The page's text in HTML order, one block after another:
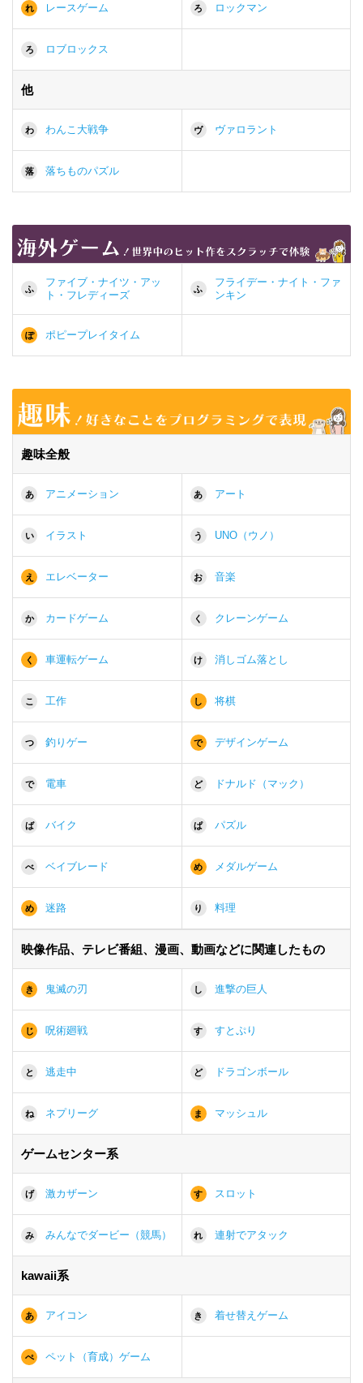
れ レースゲーム ろ ロックマン
ろ ロブロックス
他
わ わんこ大戦争 ヴ ヴァロラント
落 落ちものパズル
ふ
ファイブ・ナイツ・アッ
ト・フレディーズ
ふ
フライデー・ナイト・ファ
ンキン
ぽ ポピープレイタイム
趣味全般
あ アニメーション あ アート
い イラスト う UNO（ウノ）
え エレベーター お 音楽
か カードゲーム く クレーンゲーム
く 車運転ゲーム け 消しゴム落とし
こ 工作 し 将棋
つ 釣りゲー で デザインゲーム
で 電車 ど ドナルド（マック）
ば バイク ぱ パズル
べ ベイブレード め メダルゲーム
め 迷路 り 料理
映像作品、テレビ番組、漫画、動画などに関連したもの
き 鬼滅の刃 し 進撃の巨人
じ 呪術廻戦 す すとぷり
と 逃走中 ど ドラゴンボール
ね ネプリーグ ま マッシュル
ゲームセンター系
げ 激カザーン す スロット
み みんなでダービー（競馬） れ 連射でアタック
kawaii系
あ アイコン き 着せ替えゲーム
ぺ ペット（育成）ゲーム